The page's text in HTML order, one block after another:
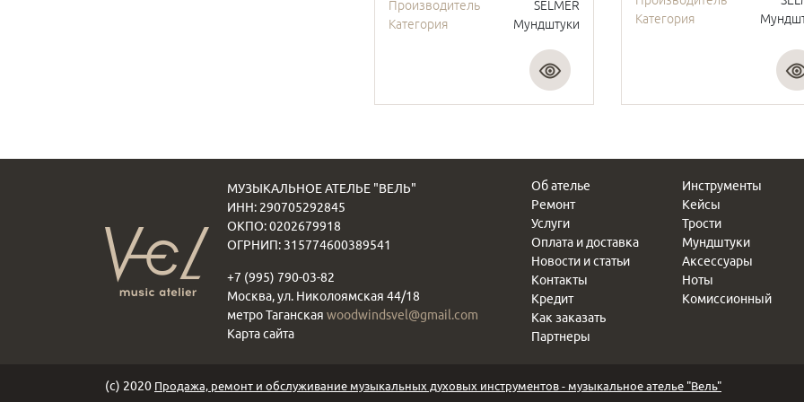
Производитель
SELMER
Категория
Мундштуки
Категория
МУЗЫКАЛЬНОЕ АТЕЛЬЕ "ВЕЛЬ"
ИНН: 290705292845
ОКПО: 0202679918
ОГРНИП: 315774600389541
+7 (995) 790-03-82
Москва, ул. Николоямская 44/18
метро Таганская woodwindsvel@gmail.com
Карта сайта
Об ателье
Ремонт
Услуги
Оплата и доставка
Новости и статьи
Контакты
Кредит
Как заказать
Партнеры
Инструменты
Кейсы
Трости
Мундштуки
Аксессуары
Ноты
Комиссионный
(с) 2020 Продажа, ремонт и обслуживание музыкальных духовых инструментов - музыкальное ателье "Вель"